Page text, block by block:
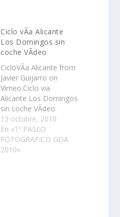
Ciclo vÃ­a Alicante
Los Domingos sin
coche VÃ­deo
CicloVÃ­a Alicante from
Javier Guijarro on
Vimeo.Ciclo via
Alicante Los Domingos
sin coche VÃ­deo
13 octubre, 2010
En «1º PASEO
FOTOGRAFICO GDA
2010»